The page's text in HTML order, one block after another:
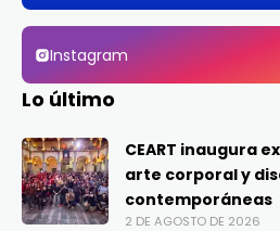
Instagram
Lo último
CEART inaugura
arte corporal y
contemporáneas
2 DE AGOSTO DE 2026